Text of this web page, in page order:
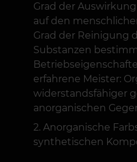
Grad der
auf den
Grad der Reinigung
Substanzen
erfahrene Meister:
widerstandsfähiger
anorganischen
Anorganische
synthetischen